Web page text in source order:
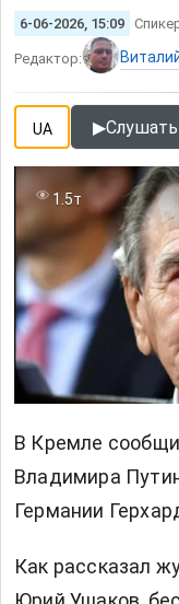
6-06-2026, 15:09
Редактор:
UA ▶
1.5т
В Кремле
Владимира
Германии
Как рассказал